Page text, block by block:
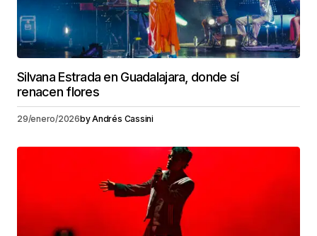
Silvana Estrada en Guadalajara, donde sí
renacen flores
29/enero/2026byAndrés Cassini